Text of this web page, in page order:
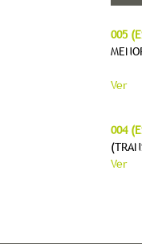
005
Ver
004
Ver